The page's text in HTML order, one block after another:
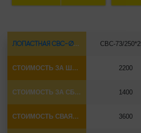
ЛОПАСТНАЯ СВС-Ø73*5.5
СТОИМОСТЬ ЗА ШТУКУ
СТОИМОСТЬ ЗА СБОРКУ
СТОИМОСТЬ СВАЯ+СБОРКА (БЕЗ ОГОЛОВКА)
СВС-73/
2200
1400
3600